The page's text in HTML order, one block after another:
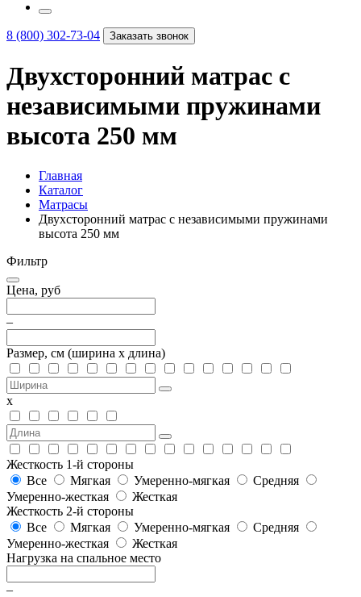
8 (800) 302-73-04 Заказать звонок
Двухсторонний матрас с
независимыми пружинами
высота 250 мм
Главная
Каталог
Матрасы
Двухсторонний матрас с независимыми пружинами
высота 250 мм
Фильтр
Цена, руб
–
Размер, см (ширина х длина)
х
Жесткость 1-й стороны
Все
Мягкая Умеренно-мягкая
Средняя
Умеренно-жесткая
Жесткая
Жесткость 2-й стороны
Все
Мягкая Умеренно-мягкая
Средняя
Умеренно-жесткая
Жесткая
Нагрузка на спальное место
–